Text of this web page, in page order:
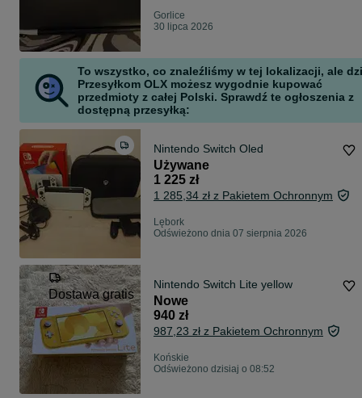
Gorlice
30 lipca 2026
To wszystko, co znaleźliśmy w tej lokalizacji, ale
Przesyłkom OLX możesz wygodnie kupować
przedmioty z całej Polski. Sprawdź te ogłoszenia z
dostępną przesyłką:
Nintendo Switch Oled
Używane
1 225 zł
1 285,34 zł z Pakietem Ochronnym
Lębork
Odświeżono dnia 07 sierpnia 2026
Dostawa gratis
Nintendo Switch Lite yellow
Nowe
940 zł
987,23 zł z Pakietem Ochronnym
Końskie
Odświeżono dzisiaj o 08:52